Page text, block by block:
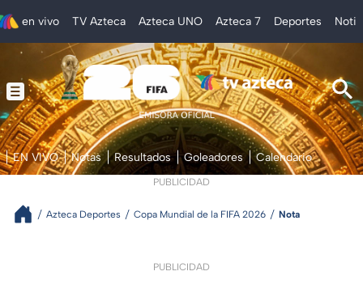
en vivo TV Azteca Azteca UNO Azteca 7 Deportes
EN VIVO Notas Resultados Goleadores Calendario
PUBLICIDAD
Azteca Deportes Copa Mundial de la FIFA 2026 Nota
PUBLICIDAD